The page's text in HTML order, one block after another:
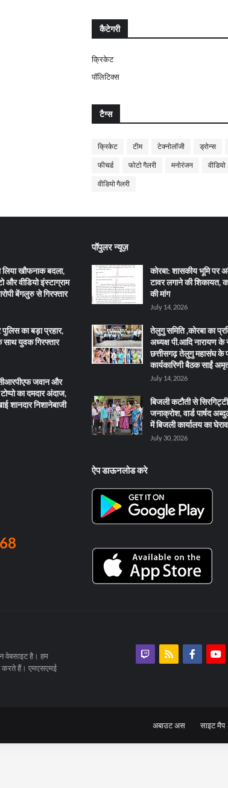
कैटेगरी
क्रिकेट
पॉलिटिक्स
टैग्स
क्रिकेट टीम टेक्नोलॉजी ड्रोन्स
फीचर्ड फोटो गैलरी मनोरंजन वीडियो
वीडियो गैलरी
लिया खौफनाक बदला,
और वीडियो इंस्टाग्राम
बेंगलुरु से गिरफ्तार
का बड़ा प्रहार,
साथ युवक गिरफ्तार
जवान और
का दमदार अंदाज,
शानदार निशानेबाजी
पॉपुलर न्यूज़
कोरबा: शासकीय भूमि पर
टावर लगाने की शिकायत,
की मांग
July 14, 2026
तेलुगु समिति ,कोरबा का
अध्यक्ष पी.आदि नारायण के
छत्तीसगढ़ तेलुगु महासंघ के
कार्यकारिणी बैठक साईं
July 14, 2026
बिजली कटौती से
जनाक्रोश, वार्ड पार्षद
में बिजली कार्यालय का
July 30, 2026
ऐप डाऊनलोड करे
है। हम
करते हैं। एमएसएमई
अबाउट अस साइट मैप